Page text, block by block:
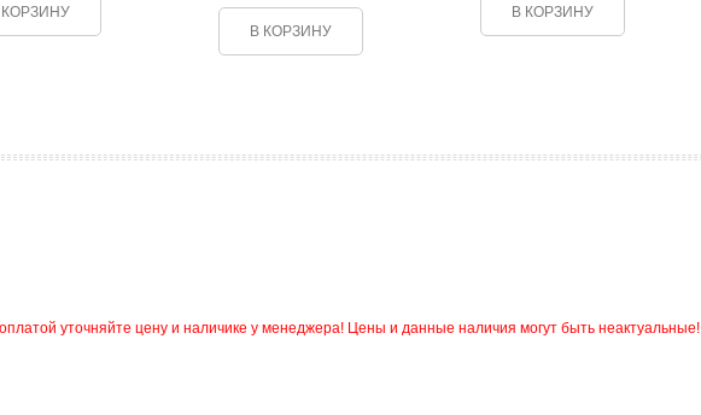
КОРЗИНУ
В КОРЗИНУ
В КОРЗИНУ
уточняйте цену и наличике у менеджера! Цены и данные наличия могут быть неактуальные!